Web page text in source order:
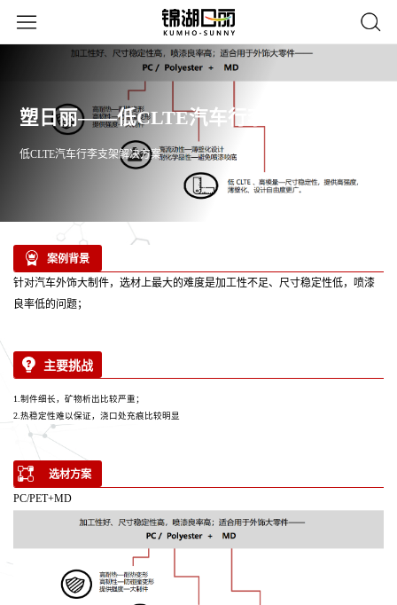
塑日丽——低CLTE汽车行李支架解决方案
低CLTE汽车行李支架解决方案
案例背景
针对汽车外饰大制件，选材上最大的难度是加工性不足、尺寸稳定性低，喷漆
良率低的问题；
主要挑战
1.制件细长，矿物析出比较严重；
2.热稳定性难以保证，浇口处充痕比较明显
选材方案
PC/PET+MD